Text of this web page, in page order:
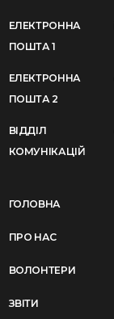
ЕЛЕКТРОННА
ПОШТА 1
ЕЛЕКТРОННА
ПОШТА 2
ВІДДІЛ
КОМУНІКАЦІЙ
ГОЛОВНА
ПРО НАС
ВОЛОНТЕРИ
ЗВІТИ